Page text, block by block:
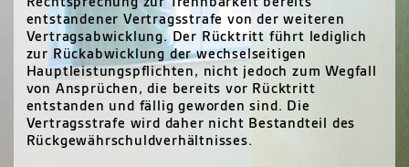
entstandener Vertragsstrafe von der weiteren
Vertragsabwicklung. Der Rücktritt führt lediglich
zur Rückabwicklung der wechselseitigen
Hauptleistungspflichten, nicht jedoch zum Wegfall
von Ansprüchen, die bereits vor Rücktritt
entstanden und fällig geworden sind. Die
Vertragsstrafe wird daher nicht Bestandteil des
Rückgewährschuldverhältnisses.